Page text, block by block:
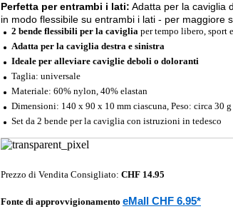
Perfetta per entrambi i lati: Adatta per la caviglia
in modo flessibile su entrambi i lati - per maggiore
2 bende flessibili per la caviglia per tempo libero, sport
Adatta per la caviglia destra e sinistra
Ideale per alleviare caviglie deboli o doloranti
Taglia: universale
Materiale: 60% nylon, 40% elastan
Dimensioni: 140 x 90 x 10 mm ciascuna, Peso: circa 30 g
Set da 2 bende per la caviglia con istruzioni in tedesco
Prezzo di Vendita Consigliato: CHF 14.95
Fonte di approvvigionamento eMall CHF 6.95*